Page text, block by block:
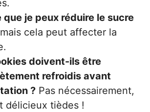
que je peux réduire le sucre
cela peut affecter la
doivent-ils être
refroidis avant
? Pas nécessairement,
délicieux tièdes !